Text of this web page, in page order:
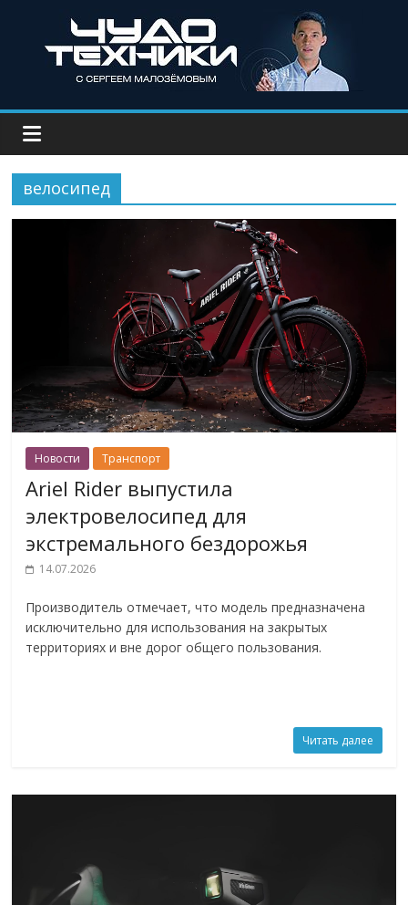
велосипед
Новости Транспорт
Ariel Rider выпустила
электровелосипед для
экстремального бездорожья
14.07.2026
Производитель отмечает, что модель предназначена
исключительно для использования на закрытых
территориях и вне дорог общего пользования.
Читать далее